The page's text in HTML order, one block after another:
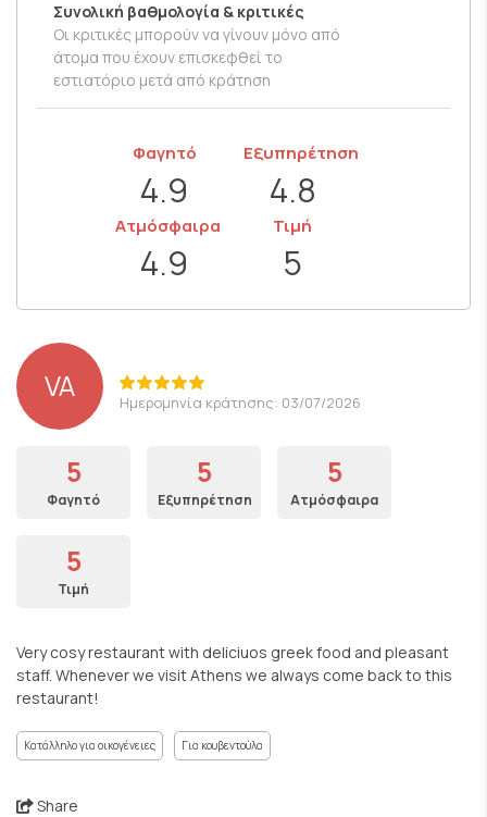
Συνολική βαθμολογία & κριτικές
Οι κριτικές μπορούν να γίνουν μόνο από
άτομα που έχουν επισκεφθεί το
εστιατόριο μετά από κράτηση
Φαγητό
4.9
Εξυπηρέτηση
4.8
Ατμόσφαιρα
4.9
Τιμή
5
VA Ημερομηνία κράτησης: 03/07/2026
5
Φαγητό
5
Εξυπηρέτηση
5
Ατμόσφαιρα
5
Τιμή
Very cosy restaurant with deliciuos greek food and pleasant
staff. Whenever we visit Athens we always come back to this
restaurant!
Κατάλληλο για οικογένειες Για κουβεντούλα
Share